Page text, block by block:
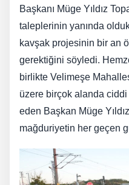
Başkanı Müge Yıldız
taleplerinin yanında
kavşak projesinin bir an
gerektiğini söyledi.
birlikte Velimeşe
üzere birçok alanda ciddi
eden Başkan Müge
mağduriyetin her geçen